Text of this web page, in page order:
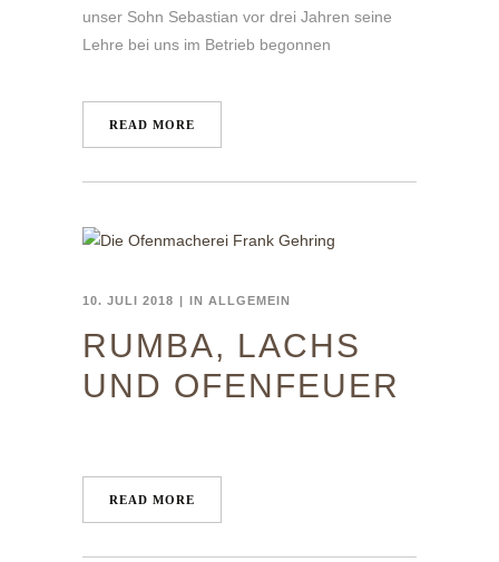
unser Sohn Sebastian vor drei Jahren seine
Lehre bei uns im Betrieb begonnen
READ MORE
10. JULI 2018 IN ALLGEMEIN
RUMBA, LACHS
UND OFENFEUER
READ MORE